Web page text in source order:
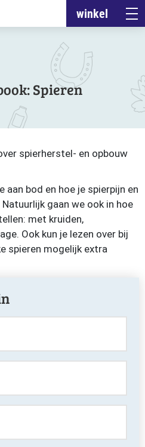
winkel
Spieren
spierherstel- en opbouw
aan bod en hoe je spierpijn en
gaan we ook in hoe
met kruiden,
Ook kun je lezen over bij
spieren mogelijk extra